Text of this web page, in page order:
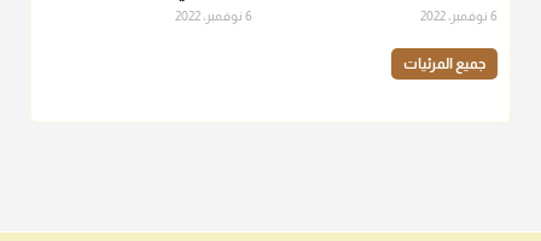
6 نوفمبر، 2022 6 نوفمبر، 2022
جميع المرئيات